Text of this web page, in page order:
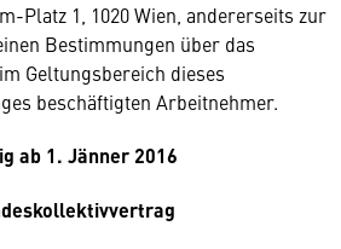
Platz 1, 1020 Wien, andererseits zur
Bestimmungen über das
Geltungsbereich dieses
beschäftigten Arbeitnehmer.
ab 1. Jänner 2016